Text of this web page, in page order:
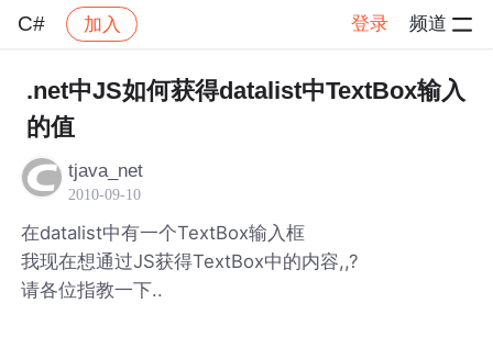
C# 加入 登录 频道
C# 帖子详情
.net中JS如何获得datalist中TextBox输入
的值
tjava_net
2010-09-10
在datalist中有一个TextBox输入框
我现在想通过JS获得TextBox中的内容,,?
请各位指教一下..